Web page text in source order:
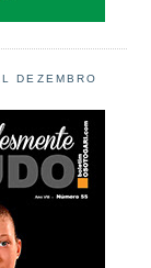
DEZEMBRO